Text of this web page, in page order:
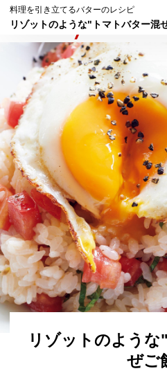
料理を引き立てるバターのレシピ
リゾットのような"トマトバター混
リゾットのよう
ぜご